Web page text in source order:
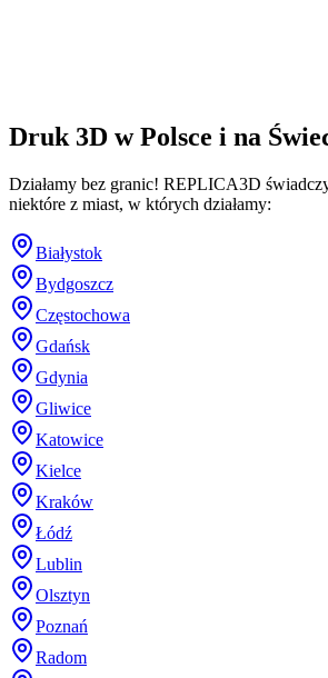
Druk 3D w Polsce i na
Działamy bez granic! REPLICA3D
niektóre z miast, w których działamy:
Białystok
Bydgoszcz
Częstochowa
Gdańsk
Gdynia
Gliwice
Katowice
Kielce
Kraków
Łódź
Lublin
Olsztyn
Poznań
Radom